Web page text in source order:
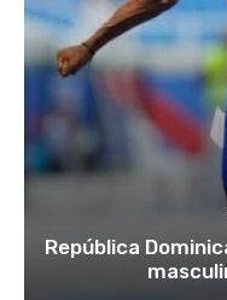
República